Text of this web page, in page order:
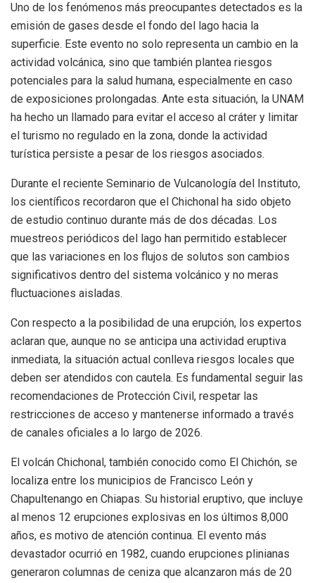
Uno de los fenómenos más preocupantes detectados es la
emisión de gases desde el fondo del lago hacia la
superficie. Este evento no solo representa un cambio en la
actividad volcánica, sino que también plantea riesgos
potenciales para la salud humana, especialmente en caso
de exposiciones prolongadas. Ante esta situación, la UNAM
ha hecho un llamado para evitar el acceso al cráter y limitar
el turismo no regulado en la zona, donde la actividad
turística persiste a pesar de los riesgos asociados.
Durante el reciente Seminario de Vulcanología del Instituto,
los científicos recordaron que el Chichonal ha sido objeto
de estudio continuo durante más de dos décadas. Los
muestreos periódicos del lago han permitido establecer
que las variaciones en los flujos de solutos son cambios
significativos dentro del sistema volcánico y no meras
fluctuaciones aisladas.
Con respecto a la posibilidad de una erupción, los expertos
aclaran que, aunque no se anticipa una actividad eruptiva
inmediata, la situación actual conlleva riesgos locales que
deben ser atendidos con cautela. Es fundamental seguir las
recomendaciones de Protección Civil, respetar las
restricciones de acceso y mantenerse informado a través
de canales oficiales a lo largo de 2026.
El volcán Chichonal, también conocido como El Chichón, se
localiza entre los municipios de Francisco León y
Chapultenango en Chiapas. Su historial eruptivo, que incluye
al menos 12 erupciones explosivas en los últimos 8,000
años, es motivo de atención continua. El evento más
devastador ocurrió en 1982, cuando erupciones plinianas
generaron columnas de ceniza que alcanzaron más de 20